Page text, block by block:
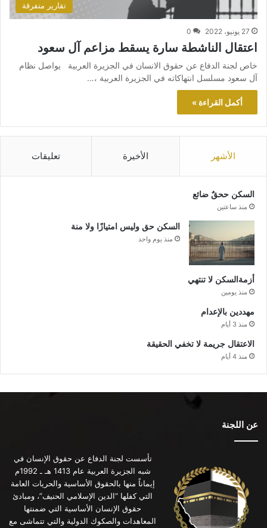
تقارير متفرقة
27 يونيو، 2022 0
اعتقال الناشطة سارة يسقط مزاعم آل سعود
خاص لجنة الدفاع عن حقوق الانسان في الجزيرة العربية يواصل نظام
آل سعود مسلسل انتهاكاته في الجزيرة العربية ،…
أكمل القراءة »
الأشهر الأخيرة تعليقات
السكن ححقٌ ضائع
منذ ساعتين
السكن حق وليس امتيازًا ولا منة
منذ يوم واحد
أزمةالسكن لا تنتهي
منذ يومين
مهددين بالإعدام
منذ 3 أيام
الاعتقال جريمة لا تخفي الحقيقة
منذ 4 أيام
عن اللجنة
تأسست لجنة الدفاع عن حقوق الإنسان في
شبه الجزيرة العربية عام 1413 هـ ـ 1992م
إيماناً منها بالحقوق الأساسية والحريات العامة
التي كفلها “الدين الإسلامي الحنيف”، ومبادئ
حقوق الإنسان الأساسية التي ضمنتها
المعاهدات والصكوك الدولية والتي تتماشى مع